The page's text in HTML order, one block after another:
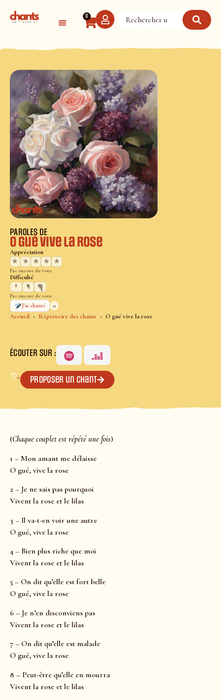
0
Accueil Répertoire des chants O gué vive la rose
PAROLES DE
O gué vive la rose
Appréciation
★
★ ★ ★ ★
Pas encore de vote
Difficulté
Pas encore de vote
J’ai chanté
0
ÉCOUTER SUR :
♡+ Proposer un chant
(Chaque couplet est répété une fois)
1 – Mon amant me délaisse
O gué, vive la rose
2 – Je ne sais pas pourquoi
Vivent la rose et le lilas
3 – Il va-t-en voir une autre
O gué, vive la rose
4 – Bien plus riche que moi
Vivent la rose et le lilas
5 – On dit qu’elle est fort belle
O gué, vive la rose
6 – Je n’en disconviens pas
Vivent la rose et le lilas
7 – On dit qu’elle est malade
O gué, vive la rose
8 – Peut-être qu’elle en mourra
Vivent la rose et le lilas